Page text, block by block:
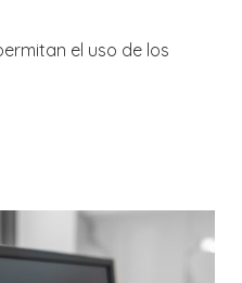
el uso de los